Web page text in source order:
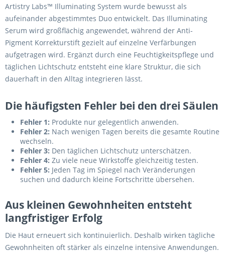
Artistry Labs™ Illuminating System wurde bewusst als
aufeinander abgestimmtes Duo entwickelt. Das Illuminating
Serum wird großflächig angewendet, während der Anti-
Pigment Korrekturstift gezielt auf einzelne Verfärbungen
aufgetragen wird. Ergänzt durch eine Feuchtigkeitspflege und
täglichen Lichtschutz entsteht eine klare Struktur, die sich
dauerhaft in den Alltag integrieren lässt.
Die häufigsten Fehler bei den drei Säulen
Fehler 1: Produkte nur gelegentlich anwenden.
Fehler 2: Nach wenigen Tagen bereits die gesamte Routine
wechseln.
Fehler 3: Den täglichen Lichtschutz unterschätzen.
Fehler 4: Zu viele neue Wirkstoffe gleichzeitig testen.
Fehler 5: Jeden Tag im Spiegel nach Veränderungen
suchen und dadurch kleine Fortschritte übersehen.
Aus kleinen Gewohnheiten entsteht
langfristiger Erfolg
Die Haut erneuert sich kontinuierlich. Deshalb wirken tägliche
Gewohnheiten oft stärker als einzelne intensive Anwendungen.